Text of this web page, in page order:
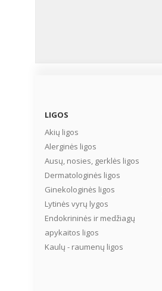
LIGOS
Akių ligos
Alerginės ligos
Ausų, nosies, gerklės ligos
Dermatologinės ligos
Ginekologinės ligos
Lytinės vyrų lygos
Endokrininės ir medžiagų
apykaitos ligos
Kaulų - raumenų ligos